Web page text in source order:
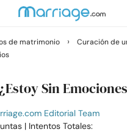
de matrimonio › Curación de
Sin
Editorial Team
| Intentos Totales: